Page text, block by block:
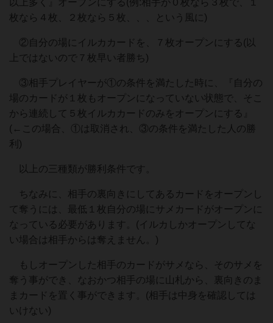
以上多く』オープンにする(例:相手が０枚なら３枚で、１
枚なら４枚、２枚なら５枚、、、という風に)
②自分の場にイルカカードを、７枚オープンにする(以
上ではないので７枚早い者勝ち)
③相手プレイヤーが①の条件を満たした時に、『自分の
場のカードが１枚もオープンになっていない状態で、そこ
から連続して５枚イルカカードのみをオープンにする』
(←この場合、①は取消され、③の条件を満たした人の勝
利)
以上の三種類が勝利条件です。
ちなみに、相手の裏向きにしてあるカードをオープンし
て奪うには、最低１枚自分の場にサメカードがオープンに
なっている必要があります。(イルカしかオープンしてな
い場合は相手からは奪えません。)
もしオープンした相手のカードがサメなら、そのサメを
奪う事ができ、なおかつ相手の場に山札から、裏向きのま
まカードを置く事ができます。(相手は中身を確認しては
いけない)